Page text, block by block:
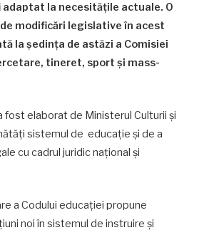
adaptat la necesitățile actuale. O
modificări legislative în acest
la ședința de astăzi a Comisiei
tineret, sport și mass-
fost elaborat de Ministerul Culturii și
sistemul de educație și de a
cu cadrul juridic național și
a Codului educației propune
noi în sistemul de instruire și